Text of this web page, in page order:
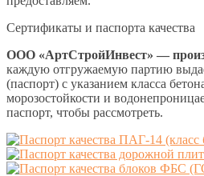
Сертификаты и паспорта качества
ООО «АртСтройИнвест» —
каждую отгружаемую партию
(паспорт) с указанием класса
морозостойкости и
паспорт, чтобы рассмотреть.